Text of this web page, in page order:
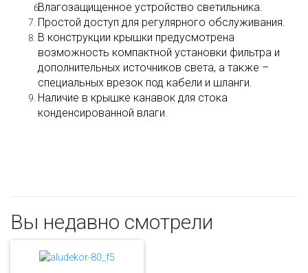
Влагозащищенное устройство светильника.
Простой доступ для регулярного обслуживания.
В конструкции крышки предусмотрена
возможность компактной установки фильтра и
дополнительных источников света, а также –
специальных врезок под кабели и шланги.
Наличие в крышке канавок для стока
конденсированной влаги.
Вы недавно смотрели